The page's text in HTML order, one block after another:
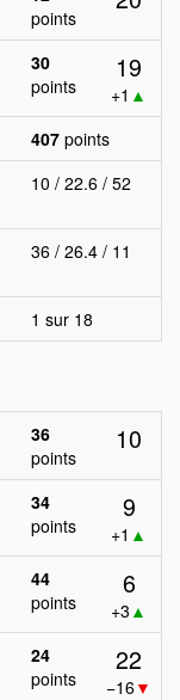
points
30
points
19
+1 ▲
407 points
10 / 22.6 / 52
36 / 26.4 / 11
1 sur 18
36
points
10
34
points
9
+1 ▲
44
points
6
+3 ▲
24
points
22
−16▼